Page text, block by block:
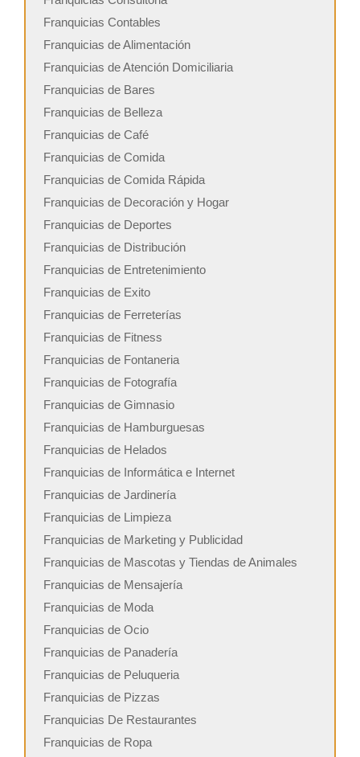
Franquicias Contables
Franquicias de Alimentación
Franquicias de Atención Domiciliaria
Franquicias de Bares
Franquicias de Belleza
Franquicias de Café
Franquicias de Comida
Franquicias de Comida Rápida
Franquicias de Decoración y Hogar
Franquicias de Deportes
Franquicias de Distribución
Franquicias de Entretenimiento
Franquicias de Exito
Franquicias de Ferreterías
Franquicias de Fitness
Franquicias de Fontaneria
Franquicias de Fotografía
Franquicias de Gimnasio
Franquicias de Hamburguesas
Franquicias de Helados
Franquicias de Informática e Internet
Franquicias de Jardinería
Franquicias de Limpieza
Franquicias de Marketing y Publicidad
Franquicias de Mascotas y Tiendas de Animales
Franquicias de Mensajería
Franquicias de Moda
Franquicias de Ocio
Franquicias de Panadería
Franquicias de Peluqueria
Franquicias de Pizzas
Franquicias De Restaurantes
Franquicias de Ropa